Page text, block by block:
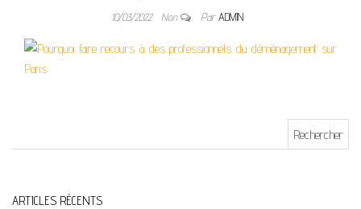
10/03/2022 Non ParADMIN
ARTICLES RÉCENTS